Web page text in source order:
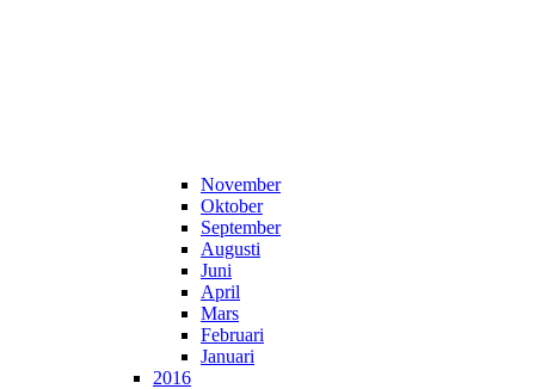
November
Oktober
September
Augusti
Juni
April
Mars
Februari
Januari
2016